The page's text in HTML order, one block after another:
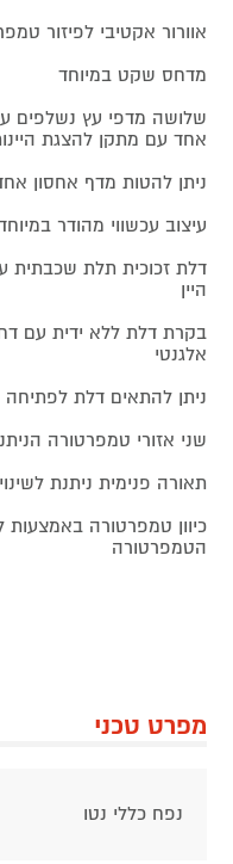
אוורור אקטיבי לפיזור
מדחס שקט במיוחד
שלושה מדפי עץ נשלפים
אחד עם מתקן להצגת
ניתן להטות מדף אחסון
עיצוב עכשווי מהודר
היין
בקרת דלת ללא ידית עם
אלגנטי
ניתן להתאים דלת
שני אזורי טמפרטורה הניתנים
תאורה פנימית ניתנת
כיוון טמפרטורה
הטמפרטורה
מפרט טכני
נפח כללי נטו